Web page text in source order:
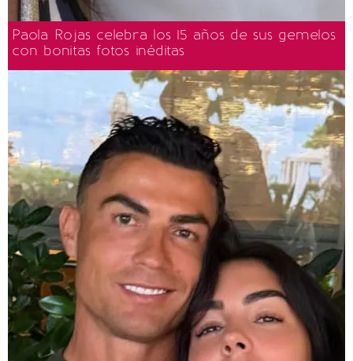
Paola Rojas celebra los 15 años de sus gemelos
con bonitas fotos inéditas